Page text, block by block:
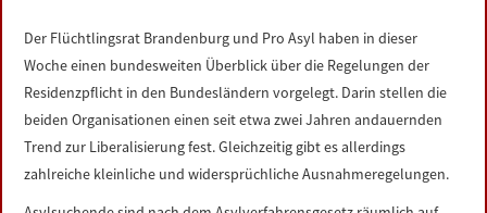
ZUR PERSON
LINKS
DATENSCHUTZERKLÄRUNG
Der Flüchtlingsrat Brandenburg und Pro Asyl haben in dieser
Woche einen bundesweiten Überblick über die Regelungen der
Residenzpflicht in den Bundesländern vorgelegt. Darin stellen die
beiden Organisationen einen seit etwa zwei Jahren andauernden
Trend zur Liberalisierung fest. Gleichzeitig gibt es allerdings
zahlreiche kleinliche und widersprüchliche Ausnahmeregelungen.